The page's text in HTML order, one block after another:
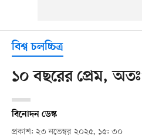
বিশ্ব চলচ্চিত্র
১০ বছরের প্রেম,
বিনোদন ডেস্ক
প্রকাশ: ২৩ নভেম্বর ২০২৫, ১৫: ৩০